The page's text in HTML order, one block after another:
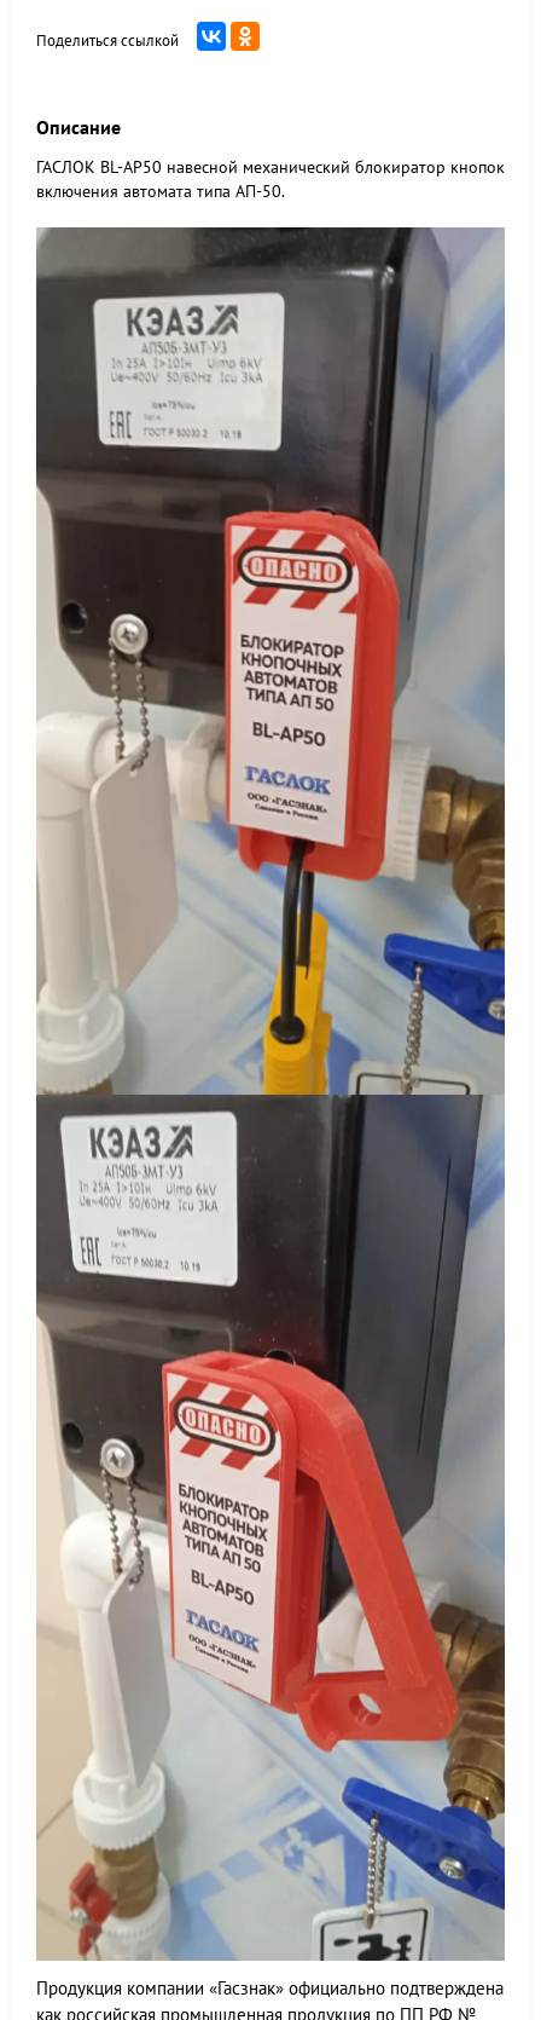
Поделиться ссылкой
Описание
ГАСЛОК BL-AP50 навесной механический блокиратор кнопок
включения автомата типа АП-50.
Продукция компании «Гасзнак» официально подтверждена
как российская промышленная продукция по ПП РФ №